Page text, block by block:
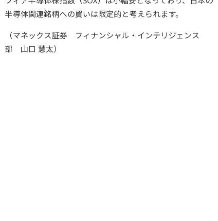
半導体関連銘柄への買いは限定的と考えられます。
（マネックス証券 フィナンシャル・インテリジェンス
部 山口 慧太）